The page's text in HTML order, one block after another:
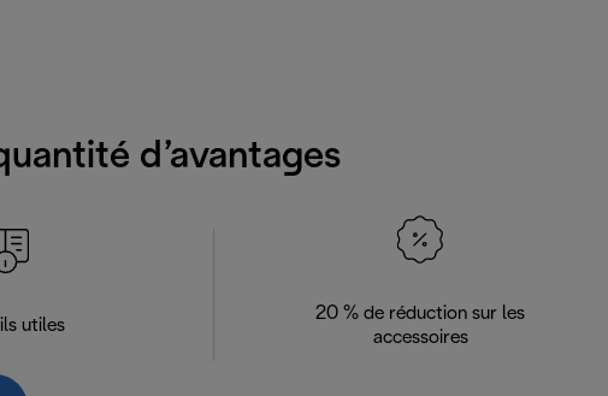
d’avantages
utiles
20 % de réduction sur les
accessoires